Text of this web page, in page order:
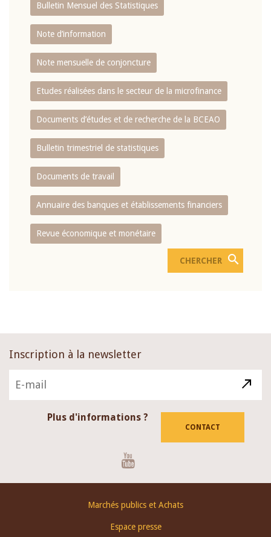
Bulletin Mensuel des Statistiques
Note d’information
Note mensuelle de conjoncture
Etudes réalisées dans le secteur de la microfinance
Documents d’études et de recherche de la BCEAO
Bulletin trimestriel de statistiques
Documents de travail
Annuaire des banques et établissements financiers
Revue économique et monétaire
Inscription à la newsletter
Plus d'informations ?
CONTACT
Marchés publics et Achats
Espace presse